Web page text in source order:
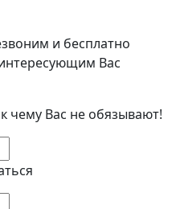
и бесплатно
Вас
чему Вас не обязывают!